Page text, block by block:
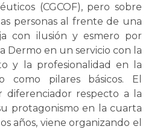
(CGCOF), pero sobre
personas al frente de una
con ilusión y esmero por
Dermo en un servicio con la
y la profesionalidad en la
como pilares básicos. El
diferenciador respecto a la
protagonismo en la cuarta
años, viene organizando el